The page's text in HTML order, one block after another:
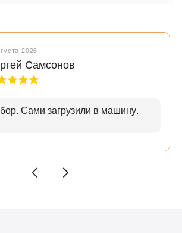
2026
Самсонов
Сами загрузили в машину.